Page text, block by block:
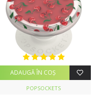
POPSOCKETS
ADAUGĂ ÎN COŞ